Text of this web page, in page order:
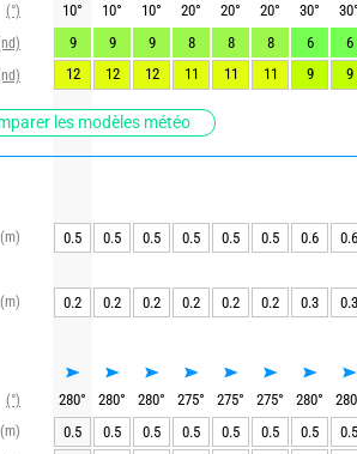
(°)
les modèles météo
(m)
(m)
(°)
(m)
10° 10° 10° 20° 20° 20° 30° 30
9
9 9 8 8 8 6
6
12
12 12 11 11 11 9 9
0.5 0.5 0.5 0.5 0.5 0.5 0.6 0.6
0.2 0.2 0.2 0.2 0.2 0.2 0.3 0.3
280° 280° 280° 275° 275° 275° 280°
280
0.5
0.5 0.5 0.5 0.5 0.5 0.5
0.5